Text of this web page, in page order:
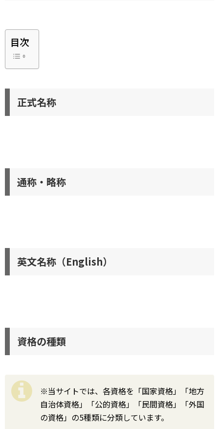
目次
正式名称
通称・略称
英文名称（English）
資格の種類
※当サイトでは、各資格を「国家資格」「地方
自治体資格」「公的資格」「民間資格」「外国
の資格」の5種類に分類しています。